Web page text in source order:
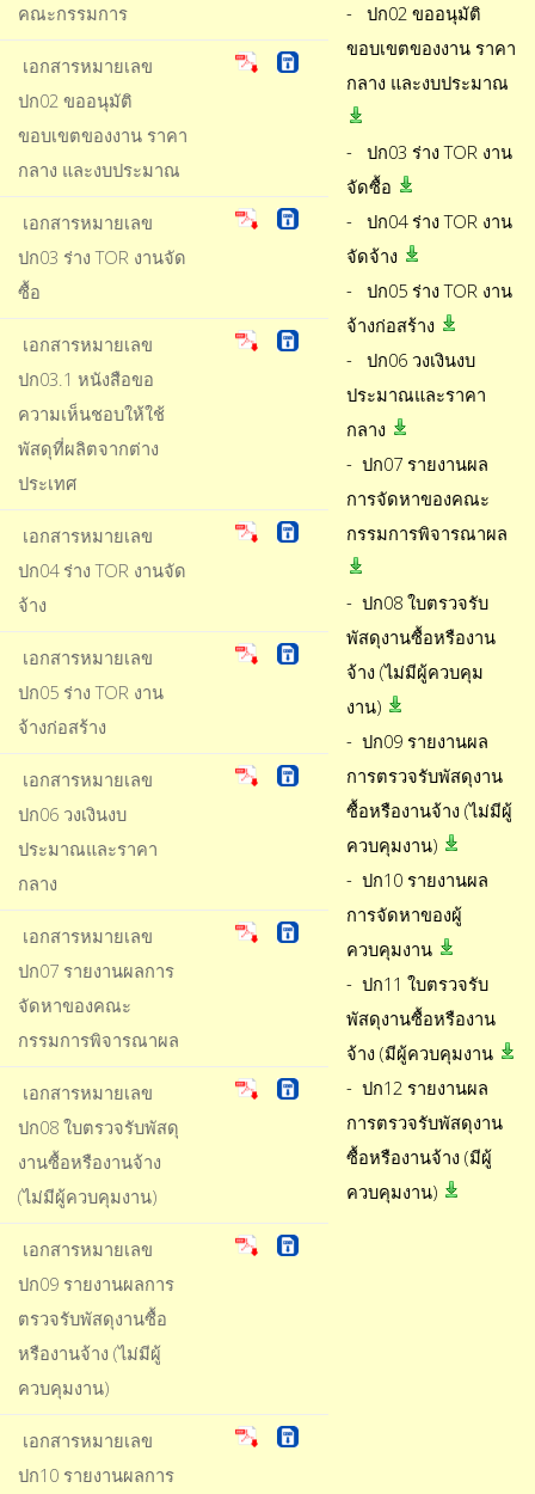
คณะกรรมการ
- ปก02 ขออนุมัติ
ขอบเขตของงาน ราคา
กลาง และงบประมาณ
- ปก03 ร่าง TOR งาน
จัดซื้อ
- ปก04 ร่าง TOR งาน
จัดจ้าง
- ปก05 ร่าง TOR งาน
จ้างก่อสร้าง
- ปก06 วงเงินงบ
ประมาณและราคา
กลาง
- ปก07 รายงานผล
การจัดหาของคณะ
กรรมการพิจารณาผล
- ปก08 ใบตรวจรับ
พัสดุงานซื้อหรืองาน
จ้าง (ไม่มีผู้ควบคุม
งาน)
- ปก09 รายงานผล
การตรวจรับพัสดุงาน
ซื้อหรืองานจ้าง (ไม่มีผู้
ควบคุมงาน)
- ปก10 รายงานผล
การจัดหาของผู้
ควบคุมงาน
- ปก11 ใบตรวจรับ
พัสดุงานซื้อหรืองาน
จ้าง (มีผู้ควบคุมงาน
- ปก12 รายงานผล
การตรวจรับพัสดุงาน
ซื้อหรืองานจ้าง (มีผู้
ควบคุมงาน)
เอกสารหมายเลข
ปก02 ขออนุมัติ
ขอบเขตของงาน ราคา
กลาง และงบประมาณ
เอกสารหมายเลข
ปก03 ร่าง TOR งานจัด
ซื้อ
เอกสารหมายเลข
ปก03.1 หนังสือขอ
ความเห็นชอบให้ใช้
พัสดุที่ผลิตจากต่าง
ประเทศ
เอกสารหมายเลข
ปก04 ร่าง TOR งานจัด
จ้าง
เอกสารหมายเลข
ปก05 ร่าง TOR งาน
จ้างก่อสร้าง
เอกสารหมายเลข
ปก06 วงเงินงบ
ประมาณและราคา
กลาง
เอกสารหมายเลข
ปก07 รายงานผลการ
จัดหาของคณะ
กรรมการพิจารณาผล
เอกสารหมายเลข
ปก08 ใบตรวจรับพัสดุ
งานซื้อหรืองานจ้าง
(ไม่มีผู้ควบคุมงาน)
เอกสารหมายเลข
ปก09 รายงานผลการ
ตรวจรับพัสดุงานซื้อ
หรืองานจ้าง (ไม่มีผู้
ควบคุมงาน)
เอกสารหมายเลข
ปก10 รายงานผลการ